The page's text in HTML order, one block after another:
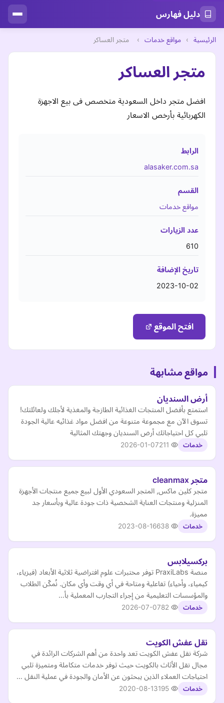
دليل فهارس
الرئيسية › مواقع خدمات › متجر العساكر
متجر العساكر
افضل متجر داخل السعودية متخصص فى بيع الاجهزة
الكهربائية بأرخص الاسعار
الرابط
alasaker.com.sa
القسم
مواقع خدمات
عدد الزيارات
610
تاريخ الإضافة
2023-10-02
افتح الموقع
مواقع مشابهة
أرض السنديان
استمتع بأفضل المنتجات الغذائية الطازجة والمغذية لأجلك ولعائلتك!
تسوق الآن مع مجموعة متنوعة من افضل مواد غذائيه عالية الجودة
تلبي كل احتياجاتك أرض السنديان وجهتك المثالية
خدمات 2026-01-07
متجر cleanmax
متجر كلين ماكس, المتجر السعودي الأول لبيع جميع منتجات الأجهزة
المنزلية ومنتجات العناية الشخصية ذات جودة عالية وبأسعار جد
مميزة.
خدمات 2023-08-16
بركسيلابس
منصة PraxiLabs توفر مختبرات علوم افتراضية ثلاثية الأبعاد (فيزياء،
كيمياء، وأحياء) تفاعلية ومتاحة في أي وقت وأي مكان. نُمكّن الطلاب
والمؤسسات التعليمية من إجراء التجارب المعملية بأ…
خدمات 2026-07-07
نقل عفش الكويت
شركة نقل عفش الكويت تعد واحدة من أهم الشركات الرائدة في
مجال نقل الأثاث بالكويت حيث توفر خدمات متكاملة ومتميزة تلبي
احتياجات العملاء الذين يبحثون عن الأمان والجودة في عملية النقل …
خدمات 2020-08-13